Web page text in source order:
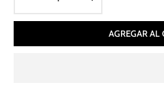
AGREGAR AL